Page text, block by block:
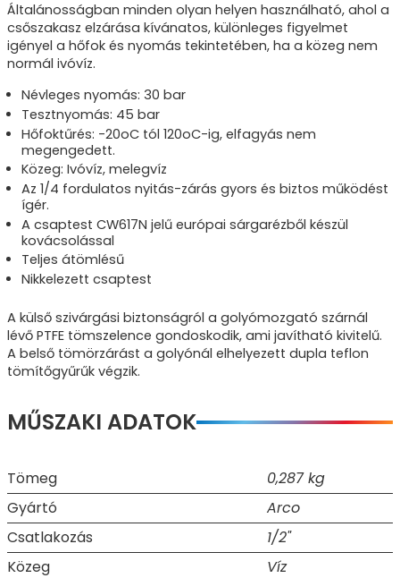
Általánosságban minden olyan helyen használható, ahol a
csőszakasz elzárása kívánatos, különleges figyelmet
igényel a hőfok és nyomás tekintetében, ha a közeg nem
normál ivóvíz.
Névleges nyomás: 30 bar
Tesztnyomás: 45 bar
Hőfoktűrés: -20oC tól 120oC-ig, elfagyás nem
megengedett.
Közeg: Ivóvíz, melegvíz
Az 1/4 fordulatos nyitás-zárás gyors és biztos működést
ígér.
A csaptest CW617N jelű európai sárgarézből készül
kovácsolással
Teljes átömlésű
Nikkelezett csaptest
A külső szivárgási biztonságról a golyómozgató szárnál
lévő PTFE tömszelence gondoskodik, ami javítható kivitelű.
A belső tömörzárást a golyónál elhelyezett dupla teflon
tömítőgyűrűk végzik.
MŰSZAKI ADATOK
Tömeg
0,287 kg
Gyártó
Arco
Csatlakozás
1/2"
Közeg
Víz